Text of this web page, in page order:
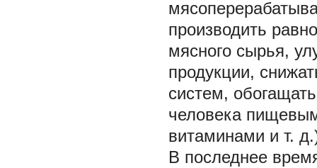
производить
мясного сырья,
продукции,
систем,
человека
витаминами и т.
В последнее